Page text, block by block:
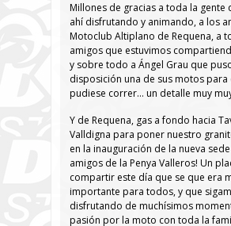
Millones de gracias a toda la gente
ahí disfrutando y animando, a los
Motoclub Altiplano de Requena, a
amigos que estuvimos
y sobre todo a Ángel Grau que
disposición una de sus motos para
pudiese correr… un detalle muy
Y de Requena, gas a fondo hacia
Valldigna para poner nuestro
en la inauguración de la nueva
amigos de la Penya Valleros! Un
compartir este día que se que era
importante para todos, y que
disfrutando de muchísimos
pasión por la moto con toda la